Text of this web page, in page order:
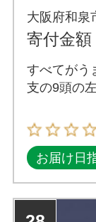
眼石ブ
大阪府和泉
寄付金額
すべてがう
支の9頭の
お届け日